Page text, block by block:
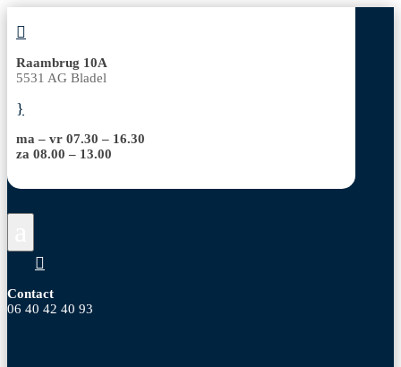

Raambrug 10A
5531 AG Bladel
}
ma – vr 07.30 – 16.30
za 08.00 – 13.00

Contact
06 40 42 40 93